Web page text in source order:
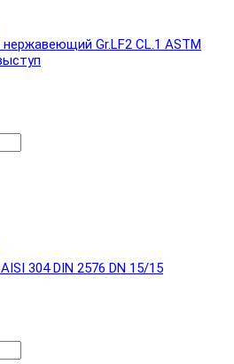
Gr.LF2 CL.1 ASTM
304 DIN 2576 DN 15/15